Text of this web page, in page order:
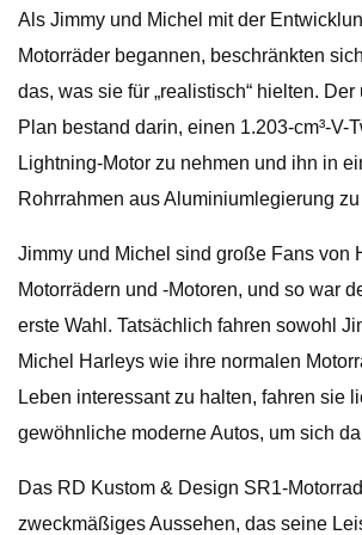
Als Jimmy und Michel mit der
Motorräder begannen, beschränkten
das, was sie für „realistisch“ hielten.
Plan bestand darin, einen 1.203-cm³-V-
Lightning-Motor zu nehmen und ihn in
Rohrrahmen aus Aluminiumlegierung
Jimmy und Michel sind große Fans von
Motorrädern und -Motoren, und so war
erste Wahl. Tatsächlich fahren sowohl
Michel Harleys wie ihre normalen
Leben interessant zu halten, fahren sie
gewöhnliche moderne Autos, um sich
Das RD Kustom & Design SR1-
zweckmäßiges Aussehen, das seine